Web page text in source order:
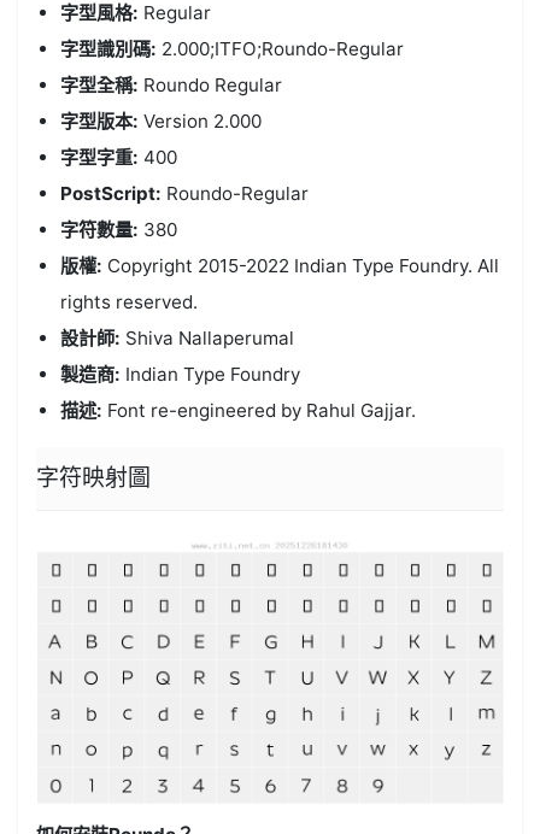
字型風格: Regular
字型識別碼: 2.000;ITFO;Roundo-Regular
字型全稱: Roundo Regular
字型版本: Version 2.000
字型字重: 400
PostScript: Roundo-Regular
字符數量: 380
版權: Copyright 2015-2022 Indian Type Foundry. All
rights reserved.
設計師: Shiva Nallaperumal
製造商: Indian Type Foundry
描述: Font re-engineered by Rahul Gajjar.
字符映射圖